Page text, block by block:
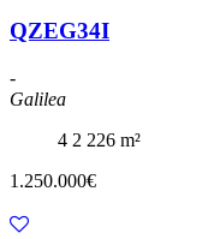
QZEG34I
-
Galilea
4 2 226 m²
1.250.000€